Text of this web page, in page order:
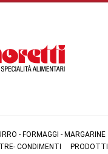
- FORMAGGI - MARGARINE
CONDIMENTI